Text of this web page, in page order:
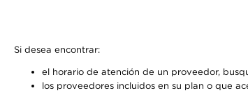
Si desea encontrar:
el horario de atención de un proveedor,
los proveedores incluidos en su plan o que